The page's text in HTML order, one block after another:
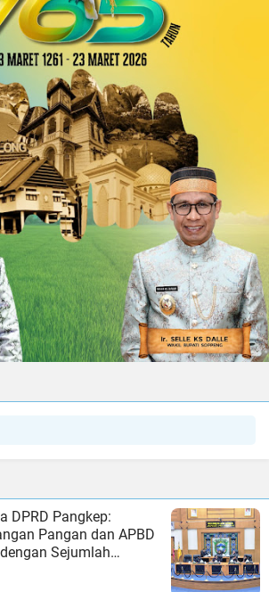
DPRD Pangkep:
Pangan dan APBD
Sejumlah